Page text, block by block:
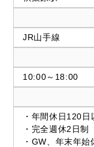
JR山手線
10:00～18:00
・年間休日120日
・完全週休2日制
・GW、年末年